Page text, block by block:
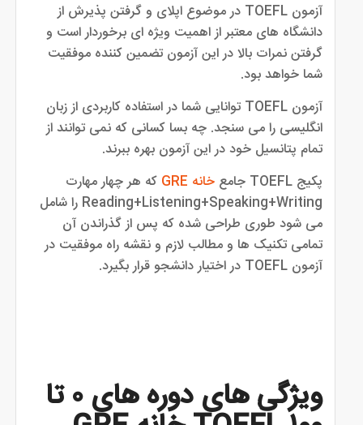
آزمون TOEFL در موضوع اپلای و گرفتن پذیرش از
دانشگاه های معتبر از اهمیت ویژه ای برخوردار است و
گرفتن نمرات بالا در این آزمون تضمین کننده موفقیت
شما خواهد بود.
آزمون TOEFL توانایی شما در استفاده کاربردی از زبان
انگلیسی را می سنجد. چه بسا کسانی که نمی توانند از
تمام پتانسیل خود در این آزمون بهره ببرند.
پکیج TOEFL جامع
خانه GRE
که هر چهار مهارت
Reading+Listening+Speaking+Writing را شامل
می شود طوری طراحی شده که پس از گذراندن آن
تمامی تکنیک ها و مطالب لازم و نقشه راه موفقیت در
آزمون TOEFL در اختیار دانشجو قرار بگیرد.
ویژگی های دوره های ۰ تا